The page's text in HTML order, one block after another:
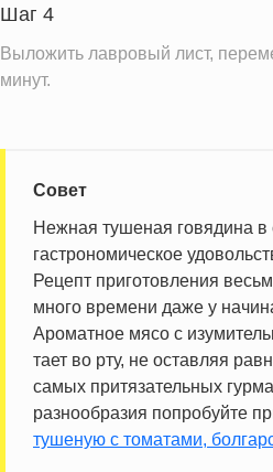
Информация для одной порции
Шаг 4
Выложить лавровый лист,
минут.
Совет
Нежная тушеная говядина в
гастрономическое
Рецепт приготовления
много времени даже у
Ароматное мясо с
тает во рту, не оставляя
самых притязательных
разнообразия попробуйте
тушеную с томатами,